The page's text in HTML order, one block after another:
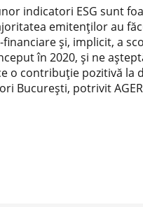
indicatori ESG sunt
emitenţilor au
şi, implicit, a
în 2020, şi ne
o contribuţie pozitivă
Bucureşti, potrivit